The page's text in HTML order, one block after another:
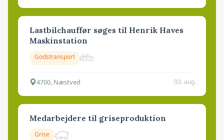
Lastbilchauffør søges til Henrik Haves
Maskinstation
Godstransport
4700, Næstved 03. aug.
Medarbejdere til griseproduktion
Grise